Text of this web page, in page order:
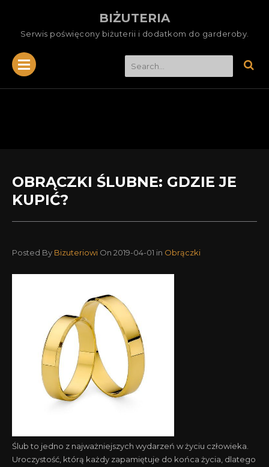
BIŻUTERIA
Serwis poświęcony biżuterii i dodatkom do garderoby.
OBRĄCZKI ŚLUBNE: GDZIE JE
KUPIĆ?
Posted By Bizuteriowi On 2019-04-01 in Obrączki
Ślub to jedno z najważniejszych wydarzeń w życiu człowieka.
Uroczystość, którą każdy zapamiętuje do końca życia, dlatego